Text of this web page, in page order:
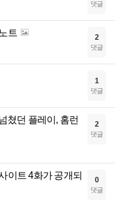
댓글
트 2
댓글
1
댓글
쳤던 플레이, 홈런
2
댓글
이트 4화가 공개되
0
댓글